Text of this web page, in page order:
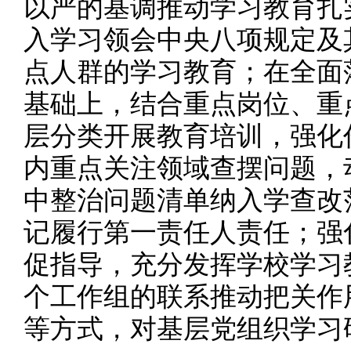
以严的基调推动学习教育
入学习领会中央八项规定
点人群的学习教育；在全
基础上，结合重点岗位、
层分类开展教育培训，强
内重点关注领域查摆问题
中整治问题清单纳入学查
记履行第一责任人责任；
促指导，充分发挥学校学
个工作组的联系推动把关
等方式，对基层党组织学